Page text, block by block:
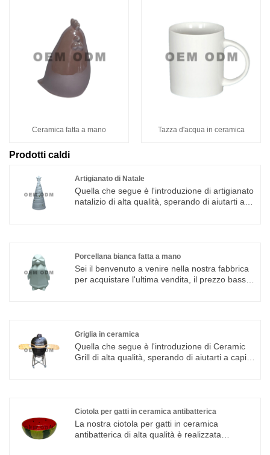
Ceramica fatta a mano Tazza d'acqua in ceramica
Prodotti caldi
Artigianato di Natale
Quella che segue è l'introduzione di artigianato
natalizio di alta qualità, sperando di aiutarti a
produzione speciali, che offrono servizi ODM e
OEM
Porcellana bianca fatta a mano
Sei il benvenuto a venire nella nostra fabbrica
per acquistare l'ultima vendita, il prezzo basso
ODM e OEM
Griglia in ceramica
Quella che segue è l'introduzione di Ceramic
Grill di alta qualità, sperando di aiutarti a capire
Ciotola per gatti in ceramica antibatterica
La nostra ciotola per gatti in ceramica
antibatterica di alta qualità è realizzata